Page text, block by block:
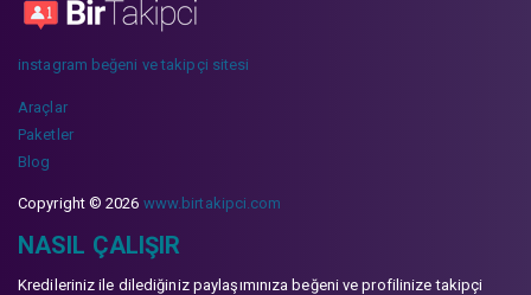
instagram beğeni ve takipçi sitesi
Araçlar
Paketler
Blog
Copyright © 2026 www.birtakipci.com
NASIL ÇALIŞIR
Kredileriniz ile dilediğiniz paylaşımınıza beğeni ve profilinize takipçi